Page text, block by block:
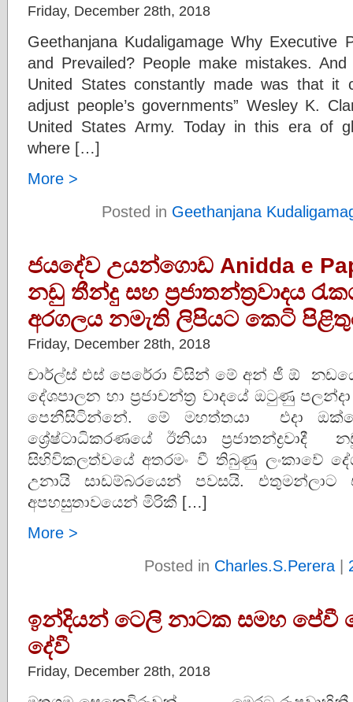
Friday, December 28th, 2018
Geethanjana Kudaligamage Why Executive
and Prevailed? People make mistakes.
United States constantly made was that it
adjust people’s governments” Wesley K.
United States Army. Today in this era of
where […]
More >
Posted in Geethanjana
ජයදේව උයන්ගොඩ Anidda e
නඩු තීන්දු සහ ප්‍රජාතන්ත්‍රවාදය
අරගලය නමැති ලිපියට කෙටි
Friday, December 28th, 2018
චාර්ල්ස් එස් පෙරේරා විසින් මේ අන් ජී ඕ
දේශපාලන හා ප්‍රජාචන්ත්‍ර වාදයේ ඔටුණු
පෙනීසිටින්නේ. මේ මහත්තයා එදා
ශ්‍රේෂ්ටාධිකරණයේ ඊනියා
සිහිවිකලත්වයේ අතරමං වී තිබුණු ලංකාවේ
උනායි සාඩම්බරයෙන් පවසයි.
අපහසුතාවයෙන් මිරිකී […]
More >
Posted in Charles.S.Perera|
ඉන්දියන් ටෙලි නාටක සමහ පේවී
දේවී
Friday, December 28th, 2018